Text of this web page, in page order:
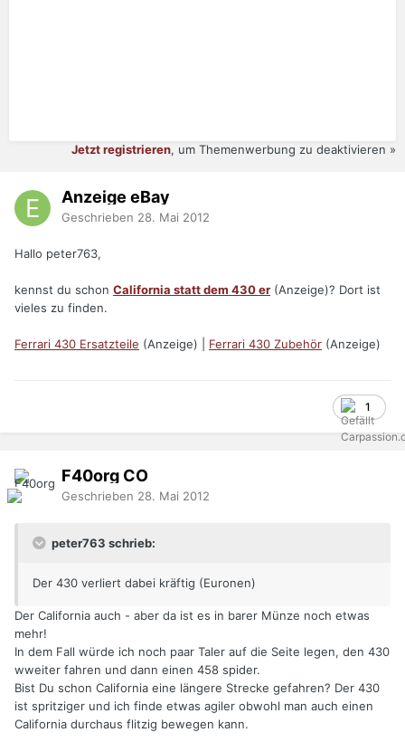
Jetzt registrieren, um Themenwerbung zu deaktivieren »
Anzeige eBay
Geschrieben 28. Mai 2012
Hallo peter763,
kennst du schon California statt dem 430 er (Anzeige)? Dort ist
vieles zu finden.
Ferrari 430 Ersatzteile (Anzeige) | Ferrari 430 Zubehör (Anzeige)
1
F40org CO
Geschrieben 28. Mai 2012
peter763 schrieb:
Der 430 verliert dabei kräftig (Euronen)
Der California auch - aber da ist es in barer Münze noch etwas
mehr!
In dem Fall würde ich noch paar Taler auf die Seite legen, den 430
wweiter fahren und dann einen 458 spider.
Bist Du schon California eine längere Strecke gefahren? Der 430
ist spritziger und ich finde etwas agiler obwohl man auch einen
California durchaus flitzig bewegen kann.